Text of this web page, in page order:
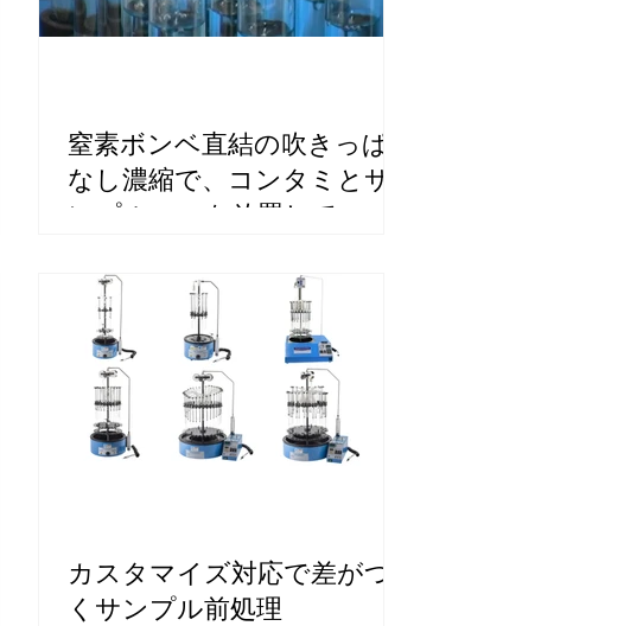
窒素ボンベ直結の吹きっぱ
なし濃縮で、コンタミとサ
ンプルロスを放置していま
カスタマイズ対応で差がつ
くサンプル前処理